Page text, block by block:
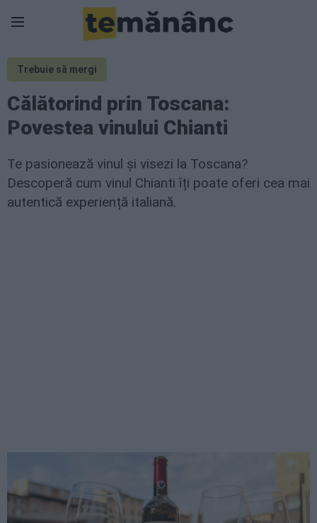
Trebuie să mergi
Călătorind prin Toscana:
Povestea vinului Chianti
Te pasionează vinul și visezi la Toscana?
Descoperă cum vinul Chianti îți poate oferi cea mai
autentică experiență italiană.